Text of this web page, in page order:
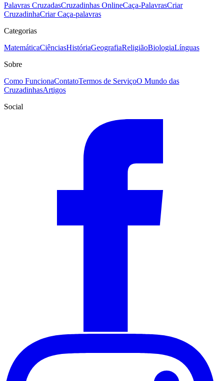
Palavras CruzadasCruzadinhas OnlineCaça-PalavrasCriar
CruzadinhaCriar Caça-palavras
Categorias
MatemáticaCiênciasHistóriaGeografiaReligiãoBiologiaLínguas
Sobre
Como FuncionaContatoTermos de ServiçoO Mundo das
CruzadinhasArtigos
Social